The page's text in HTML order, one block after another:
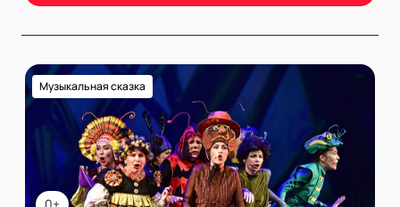
Музыкальная сказка